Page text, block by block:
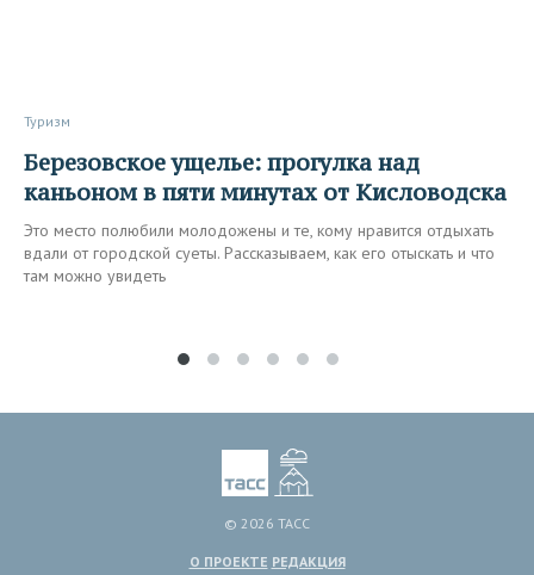
Туризм
Березовское ущелье: прогулка над
каньоном в пяти минутах от Кисловодска
Это место полюбили молодожены и те, кому нравится отдыхать
вдали от городской суеты. Рассказываем, как его отыскать и что
там можно увидеть
© 2026 ТАСС
О ПРОЕКТЕ РЕДАКЦИЯ